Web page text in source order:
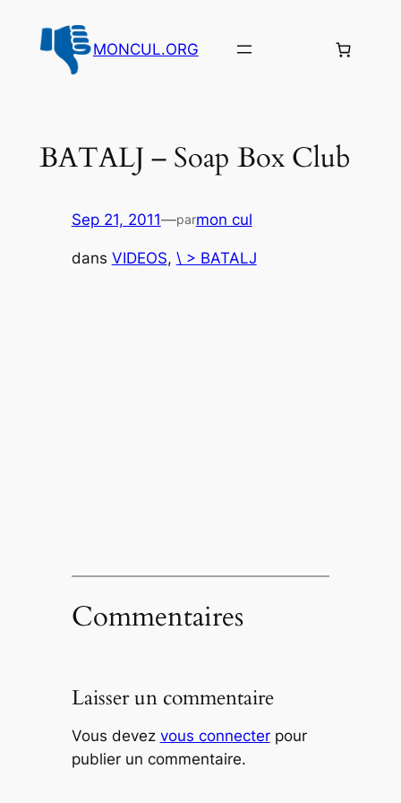
contenu
MONCUL.ORG
BATALJ – Soap Box Club
Sep 21, 2011—parmon cul
dans VIDEOS, \ > BATALJ
Commentaires
Laisser un commentaire
Vous devez vous connecterpour
publier un commentaire.